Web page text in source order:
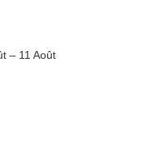
– 11 Août